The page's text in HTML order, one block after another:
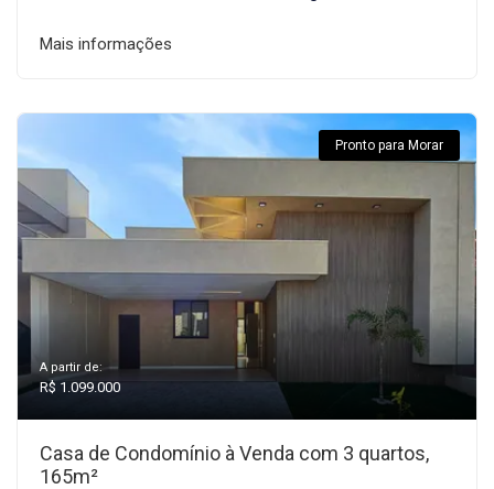
Mais informações
Pronto para Morar
A partir de:
R$ 1.099.000
Casa de Condomínio à Venda com 3 quartos,
165m²